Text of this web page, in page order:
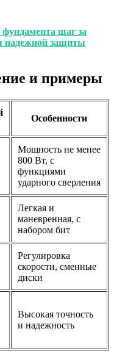
шаг за
надежной защиты
и примеры
Особенности
Мощность не менее
800 Вт, с
функциями
ударного сверления
Легкая и
маневренная, с
набором бит
Регулировка
скорости, сменные
диски
Высокая точность
и надежность